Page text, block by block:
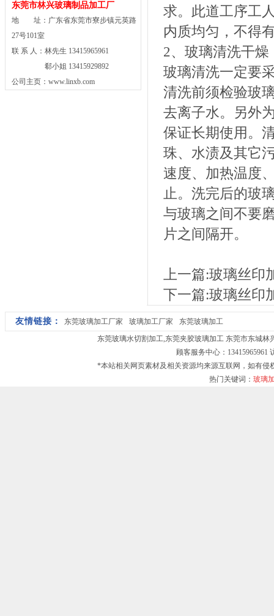
东莞市林兴玻璃制品加工厂
地 址：广东省东莞市寮步镇元英路
27号101室
联 系 人：林先生 13415965961
郗小姐 13415929892
公司主页：www.linxb.com
求。此道工序工
内质均匀，不得
2、玻璃清洗干燥
玻璃清洗一定要
清洗前须检验玻
去离子水。另外
保证长期使用。
珠、水渍及其它
速度、加热温度
止。洗完后的玻
与玻璃之间不要
片之间隔开。
上一篇:玻璃丝印
下一篇:玻璃丝印
友情链接： 东莞玻璃加工厂家 玻璃加工厂家
东莞玻璃加工
东莞玻璃水切割加工,东莞夹胶玻璃加工东莞市东城林
顾客服务中心：13415965961
*本站相关网页素材及相关资源均来源互联网，如有
热门关键词： 玻璃